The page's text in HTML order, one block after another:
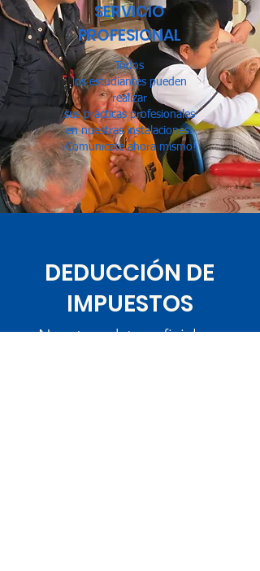
SERVICIO
PROFESIONAL
Todos
losestudiantespueden
realizar
susprácticasprofesionales
en nuestras instalaciones.
¡Comunicate ahora mismo!
DEDUCCIÓN DE
IMPUESTOS
Nuestros datos oficiales: